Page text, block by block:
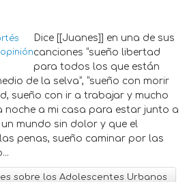
Dice [[Juanes]] en una de sus
canciones “sueño libertad
para todos los que están
de la selva”, “sueño con morir
sueño con ir a trabajar y mucho
noche a mi casa para estar junto a
un mundo sin dolor y que el
penas, sueño caminar por las
sobre los Adolescentes Urbanos